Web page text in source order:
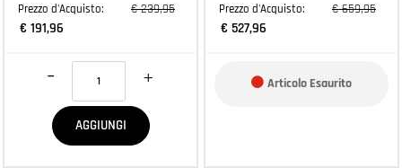
Prezzo d'Acquisto: € 239,95
€ 191,96
AGGIUNGI
Prezzo d'Acquisto: € 659,95
€ 527,96
Articolo Esaurito